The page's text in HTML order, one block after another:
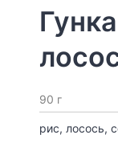
90 г
рис, лосось,